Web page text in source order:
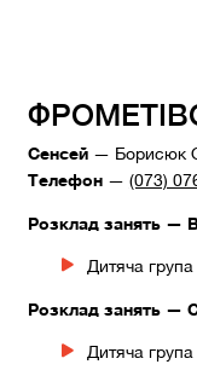
Сенсей— Борисюк
Телефон — (073)
Розклад занять —
Дитяча
Розклад занять —
Дитяча